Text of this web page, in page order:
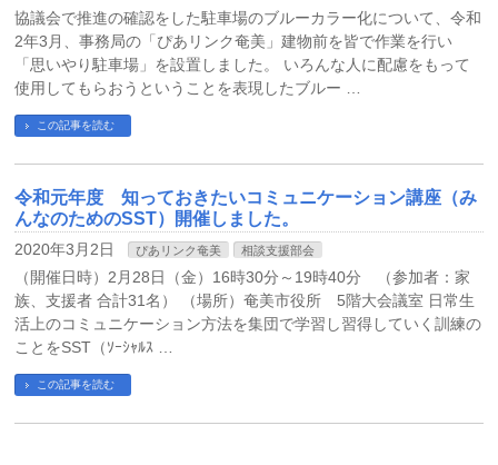
協議会で推進の確認をした駐車場のブルーカラー化について、令和
2年3月、事務局の「ぴあリンク奄美」建物前を皆で作業を行い
「思いやり駐車場」を設置しました。 いろんな人に配慮をもって
使用してもらおうということを表現したブルー …
この記事を読む
令和元年度 知っておきたいコミュニケーション講座（み
んなのためのSST）開催しました。
2020年3月2日 ぴあリンク奄美 相談支援部会
（開催日時）2月28日（金）16時30分～19時40分 （参加者：家
族、支援者 合計31名） （場所）奄美市役所 5階大会議室 日常生
活上のコミュニケーション方法を集団で学習し習得していく訓練の
ことをSST（ｿｰｼｬﾙｽ …
この記事を読む